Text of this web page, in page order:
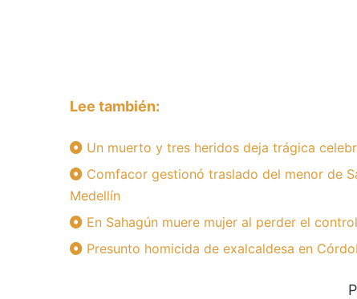
Lee también:
Un muerto y tres heridos deja trágica
Comfacor gestionó traslado del menor de
Medellín
En Sahagún muere mujer al perder el
Presunto homicida de exalcaldesa en